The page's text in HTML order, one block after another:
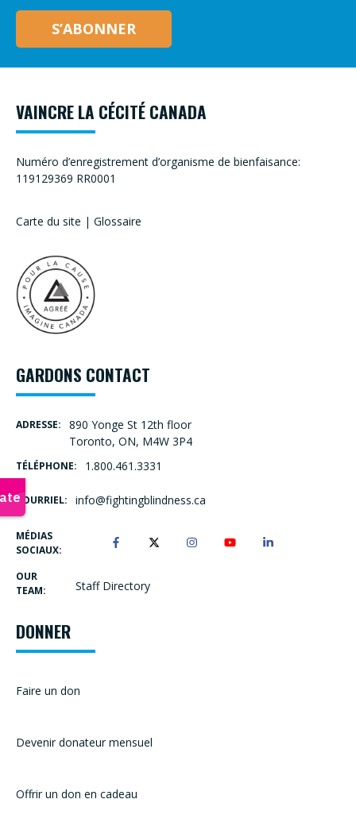
VAINCRE LA CÉCITÉ CANADA
Numéro d’enregistrement d’organisme de bienfaisance:
119129369 RR0001
Carte du site | Glossaire
GARDONS CONTACT
ADRESSE:
890 Yonge St 12th floor
Toronto, ON, M4W 3P4
TÉLÉPHONE: 1.800.461.3331
COURRIEL: info@fightingblindness.ca
MÉDIAS
SOCIAUX:
OUR
TEAM:
Staff Directory
DONNER
Faire un don
Devenir donateur mensuel
Offrir un don en cadeau